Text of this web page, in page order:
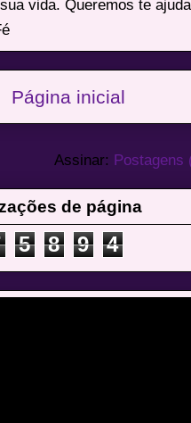
vida. Queremos te
Página inicial
Assinar: Postagens
de página
5 8 9 4